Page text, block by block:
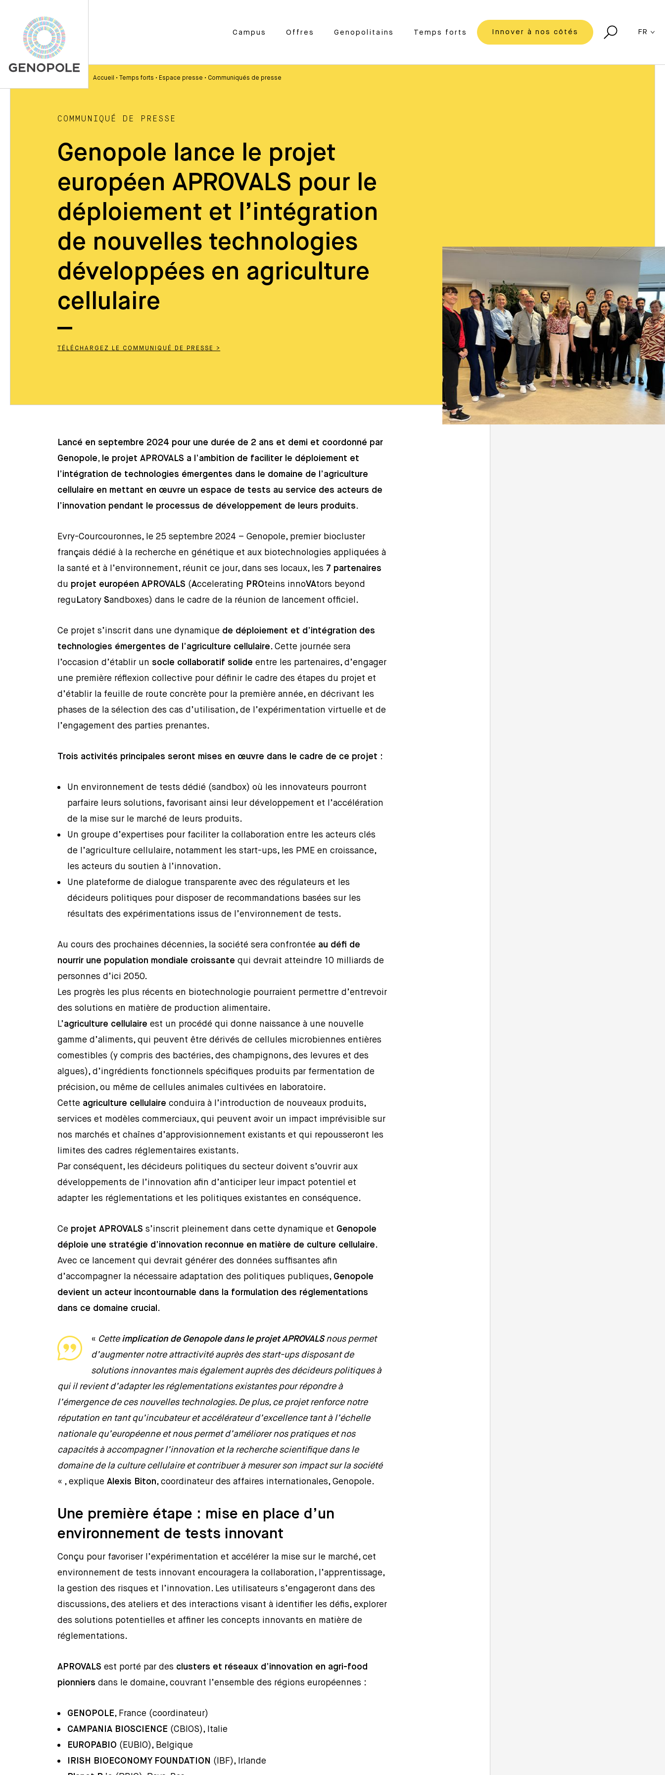
Campus Offres Genopolitains Temps forts Innover à nos côtés FR
Accueil • Temps forts • Espace presse • Communiqués de presse
COMMUNIQUÉ DE PRESSE
Genopole lance le projet
européen APROVALS pour le
déploiement et l’intégration
de nouvelles technologies
développées en agriculture
cellulaire
TÉLÉCHARGEZ LE COMMUNIQUÉ DE PRESSE >
Lancé en septembre 2024 pour une durée de 2 ans et demi et coordonné par
Genopole, le projet APROVALS a l’ambition de faciliter le déploiement et
l’intégration de technologies émergentes dans le domaine de l’agriculture
cellulaire en mettant en œuvre un espace de tests au service des acteurs de
l’innovation pendant le processus de développement de leurs produits.
Evry-Courcouronnes, le 25 septembre 2024 – Genopole, premier biocluster
français dédié à la recherche en génétique et aux biotechnologies appliquées à
la santé et à l’environnement, réunit ce jour, dans ses locaux, les 7 partenaires
du projet européen APROVALS (Accelerating PROteins innoVAtors beyond
regu LatorySandboxes) dans le cadre de la réunion de lancement officiel.
Ce projet s’inscrit dans une dynamique de déploiement et d’intégration des
technologies émergentes de l’agriculture cellulaire. Cette journée sera
l’occasion d’établir un socle collaboratif solide entre les partenaires, d’engager
une première réflexion collective pour définir le cadre des étapes du projet et
d’établir la feuille de route concrète pour la première année, en décrivant les
phases de la sélection des cas d’utilisation, de l’expérimentation virtuelle et de
l’engagement des parties prenantes.
Trois activités principales seront mises en œuvre dans le cadre de ce projet :
Un environnement de tests dédié (sandbox) où les innovateurs pourront
parfaire leurs solutions, favorisant ainsi leur développement et l’accélération
de la mise sur le marché de leurs produits.
Un groupe d’expertises pour faciliter la collaboration entre les acteurs clés
de l’agriculture cellulaire, notamment les start-ups, les PME en croissance,
les acteurs du soutien à l’innovation.
Une plateforme de dialogue transparente avec des régulateurs et les
décideurs politiques pour disposer de recommandations basées sur les
résultats des expérimentations issus de l’environnement de tests.
Au cours des prochaines décennies, la société sera confrontée au défi de
nourrir une population mondiale croissante qui devrait atteindre 10 milliards de
personnes d’ici 2050.
Les progrès les plus récents en biotechnologie pourraient permettre d’entrevoir
des solutions en matière de production alimentaire.
L’agriculture cellulaire est un procédé qui donne naissance à une nouvelle
gamme d’aliments, qui peuvent être dérivés de cellules microbiennes entières
comestibles (y compris des bactéries, des champignons, des levures et des
algues), d’ingrédients fonctionnels spécifiques produits par fermentation de
précision, ou même de cellules animales cultivées en laboratoire.
Cette agriculture cellulaire conduira à l’introduction de nouveaux produits,
services et modèles commerciaux, qui peuvent avoir un impact imprévisible sur
nos marchés et chaînes d’approvisionnement existants et qui repousseront les
limites des cadres réglementaires existants.
Par conséquent, les décideurs politiques du secteur doivent s’ouvrir aux
développements de l’innovation afin d’anticiper leur impact potentiel et
adapter les réglementations et les politiques existantes en conséquence.
Ce projet APROVALS s’inscrit pleinement dans cette dynamique et Genopole
déploie une stratégie d’innovation reconnue en matière de culture cellulaire.
Avec ce lancement qui devrait générer des données suffisantes afin
d’accompagner la nécessaire adaptation des politiques publiques, Genopole
devient un acteur incontournable dans la formulation des réglementations
dans ce domaine crucial .
« Cette implication de Genopole dans le projet APROVALSnous permet
d’augmenter notre attractivité auprès des start-ups disposant de
solutions innovantes mais également auprès des décideurs politiques à
qui il revient d’adapter les réglementations existantes pour répondre à
l’émergence de ces nouvelles technologies. De plus, ce projet renforce notre
réputation en tant qu’incubateur et accélérateur d’excellence tant à l’échelle
nationale qu’européenne et nous permet d’améliorer nos pratiques et nos
capacités à accompagner l’innovation et la recherche scientifique dans le
domaine de la culture cellulaire et contribuer à mesurer son impact sur la société
« , expliqueAlexis Biton, coordinateur des affaires internationales, Genopole.
Une première étape : mise en place d’un
environnement de tests innovant
Conçu pour favoriser l’expérimentation et accélérer la mise sur le marché, cet
environnement de tests innovant encouragera la collaboration, l’apprentissage,
la gestion des risques et l’innovation. Les utilisateurs s’engageront dans des
discussions, des ateliers et des interactions visant à identifier les défis, explorer
des solutions potentielles et affiner les concepts innovants en matière de
réglementations.
APROVALS est porté par des clusters et réseaux d’innovation en agri-food
pionniers dans le domaine, couvrant l’ensemble des régions européennes :
GENOPOLE, France (coordinateur)
CAMPANIA BIOSCIENCE (CBIOS), Italie
EUROPABIO (EUBIO), Belgique
IRISH BIOECONOMY FOUNDATION (IBF), Irlande